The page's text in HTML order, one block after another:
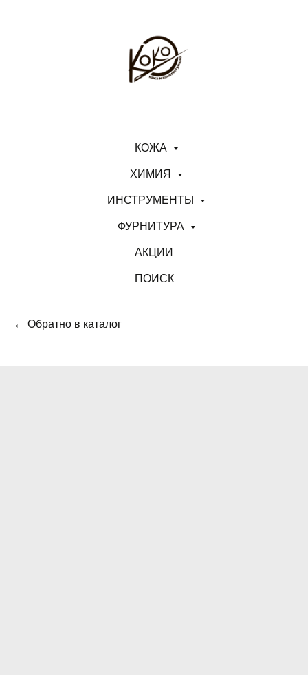
КОЖА
ХИМИЯ
ИНСТРУМЕНТЫ
ФУРНИТУРА
АКЦИИ
ПОИСК
← Обратно в каталог